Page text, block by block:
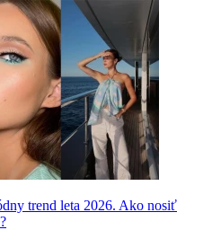
trend leta 2026. Ako nosiť